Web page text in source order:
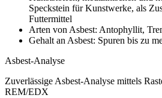
Speckstein für Kunstwerke, als
Futtermittel
Arten von Asbest: Antophyllit,
Gehalt an Asbest: Spuren bis zu
Asbest-Analyse
Zuverlässige Asbest-Analyse mittels
REM/EDX